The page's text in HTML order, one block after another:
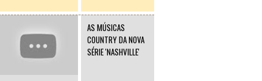
AS MÚSICAS
COUNTRY DA NOVA
SÉRIE 'NASHVILLE'